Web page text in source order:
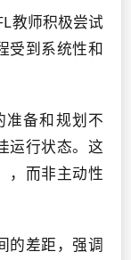
教师积极尝试
受到系统性和
准备和规划不
运行状态。这
，而非主动性
的差距，强调